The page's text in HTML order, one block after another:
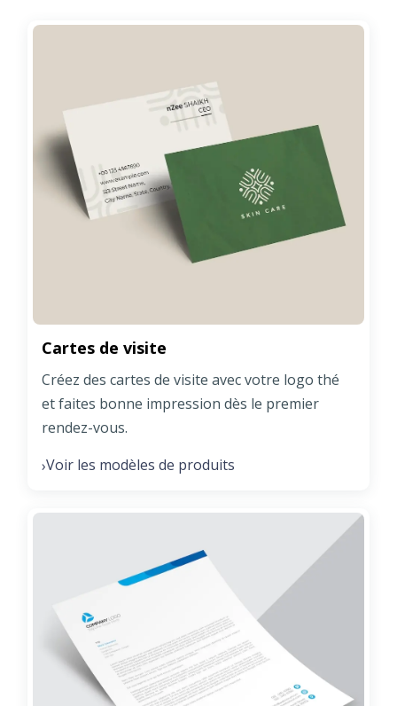
Cartes de visite
Créez des cartes de visite avec votre logo thé
et faites bonne impression dès le premier
rendez-vous.
›Voir les modèles de produits